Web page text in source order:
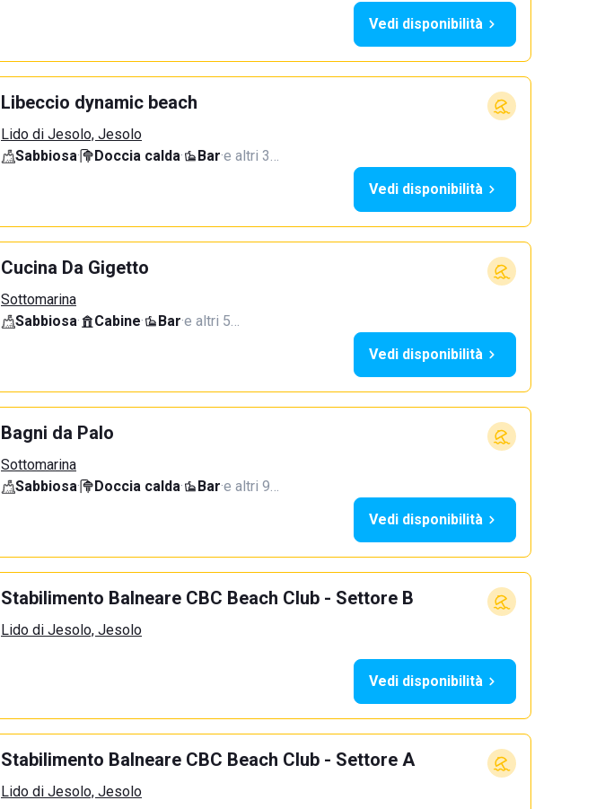
Vedi disponibilità
Libeccio dynamic beach
Lido di Jesolo, Jesolo
Sabbiosa· Doccia calda· Bar·e altri 3…
Vedi disponibilità
Cucina Da Gigetto
Sottomarina
Sabbiosa· Cabine· Bar·e altri 5…
Vedi disponibilità
Bagni da Palo
Sottomarina
Sabbiosa· Doccia calda· Bar·e altri 9…
Vedi disponibilità
Stabilimento Balneare CBC Beach Club - Settore B
Lido di Jesolo, Jesolo
Vedi disponibilità
Stabilimento Balneare CBC Beach Club - Settore A
Lido di Jesolo, Jesolo